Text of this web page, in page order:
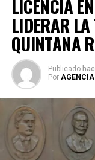
Durante su
su agenda
LICENCIA
LIDERAR
QUINTANA
Publicado
Por